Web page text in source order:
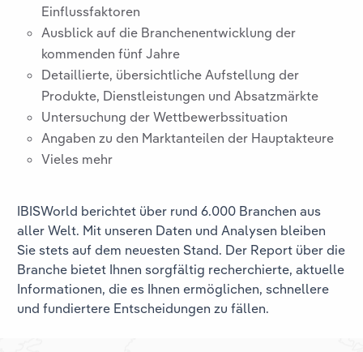
Einflussfaktoren
Ausblick auf die Branchenentwicklung der
kommenden fünf Jahre
Detaillierte, übersichtliche Aufstellung der
Produkte, Dienstleistungen und Absatzmärkte
Untersuchung der Wettbewerbssituation
Angaben zu den Marktanteilen der Hauptakteure
Vieles mehr
IBISWorld berichtet über rund 6.000 Branchen aus
aller Welt. Mit unseren Daten und Analysen bleiben
Sie stets auf dem neuesten Stand. Der Report über die
Branche bietet Ihnen sorgfältig recherchierte, aktuelle
Informationen, die es Ihnen ermöglichen, schnellere
und fundiertere Entscheidungen zu fällen.